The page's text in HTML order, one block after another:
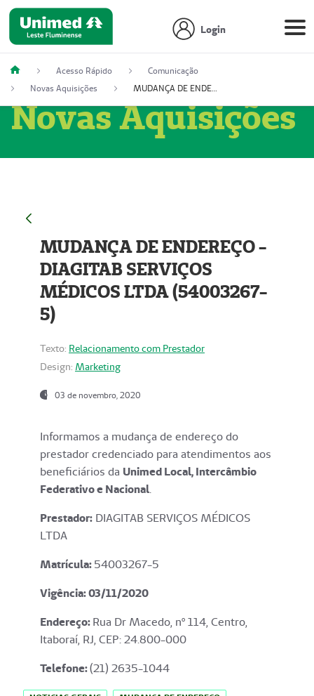
Login
Acesso Rápido
Comunicação
Novas Aquisições
MUDANÇA DE ENDEREÇO - DIAGITAB SERVIÇOS MÉDICOS LTDA (54003267-5)
Novas Aquisições
MUDANÇA DE ENDEREÇO -
DIAGITAB SERVIÇOS
MÉDICOS LTDA (54003267-
5)
Texto: Relacionamento com Prestador
Design: Marketing
03 de novembro, 2020
Informamos a mudança de endereço do
prestador credenciado para atendimentos aos
beneficiários da Unimed Local, Intercâmbio
Federativo e Nacional.
Prestador: DIAGITAB SERVIÇOS MÉDICOS
LTDA
Matrícula:54003267-5
Vigência: 03/11/2020
Endereço:Rua Dr Macedo, nº 114, Centro,
Itaboraí, RJ, CEP: 24.800-000
Telefone:(21) 2635-1044